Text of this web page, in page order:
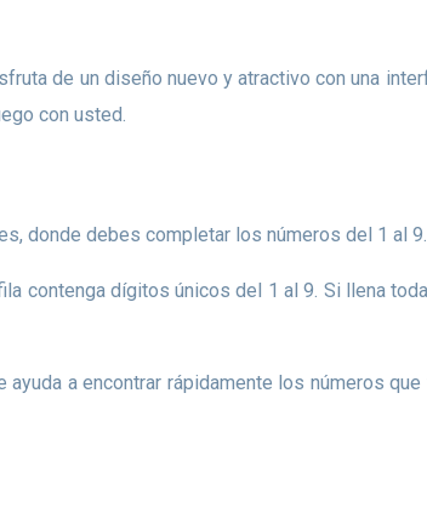
con usted.
donde debes completar los números del 1 al 9.